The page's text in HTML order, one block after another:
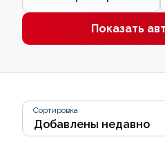
Показать
Сортировка